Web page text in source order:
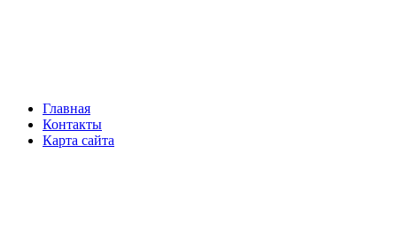
Главная
Контакты
Карта сайта